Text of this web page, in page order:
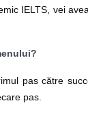
IELTS, vei
pas către
pas.